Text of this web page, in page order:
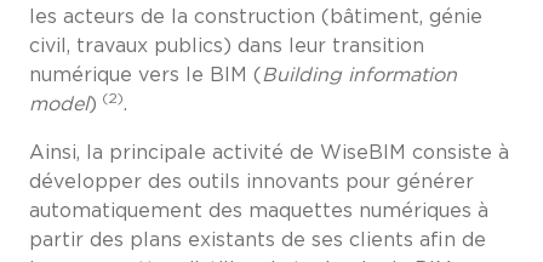
les acteurs de la construction (bâtiment, génie
civil, travaux publics) dans leur transition
numérique vers le BIM ( Building information
model) (2).
Ainsi, la principale activité de WiseBIM consiste à
développer des outils innovants pour générer
automatiquement des maquettes numériques à
partir des plans existants de ses clients afin de